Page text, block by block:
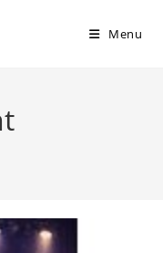
Menu